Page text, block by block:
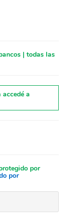
| todas las
a
por
por